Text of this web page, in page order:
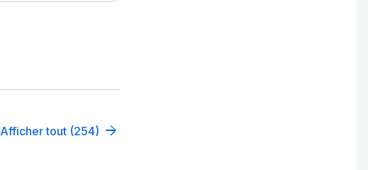
Afficher tout (254)